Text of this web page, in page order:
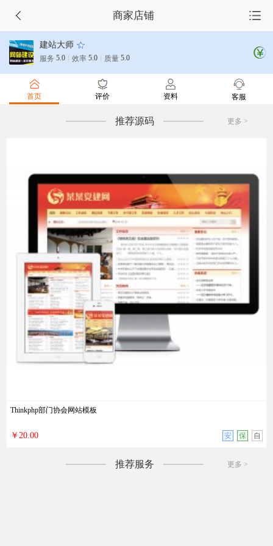
商家店铺
服务市场
任务大厅
建站大师
服务 5.0 效率 5.0 质量 5.0
首页 评价 资料 客服
推荐源码 更多 >
Thinkphp部门协会网站模板
￥20.00 自
保
安
推荐服务 更多 >